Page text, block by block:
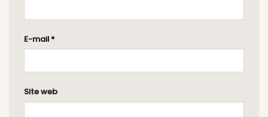
E-mail *
Site web